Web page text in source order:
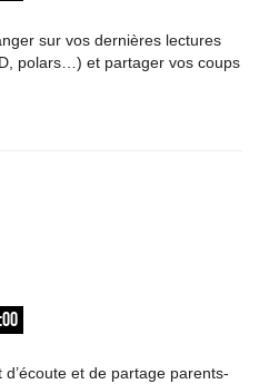
sur vos dernières lectures
polars…) et partager vos coups
d’écoute et de partage parents-